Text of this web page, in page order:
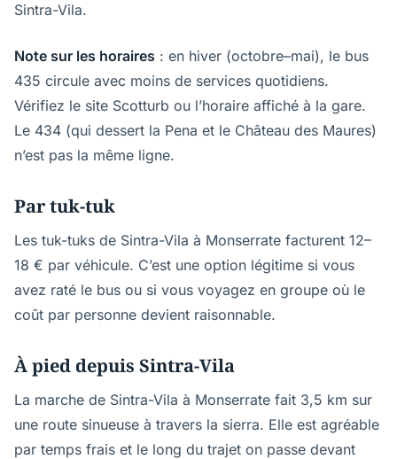
Sintra-Vila.
Note sur les horaires : en hiver (octobre–mai), le bus
435 circule avec moins de services quotidiens.
Vérifiez le site Scotturb ou l’horaire affiché à la gare.
Le 434 (qui dessert la Pena et le Château des Maures)
n’est pas la même ligne.
Par tuk-tuk
Les tuk-tuks de Sintra-Vila à Monserrate facturent 12–
18 € par véhicule. C’est une option légitime si vous
avez raté le bus ou si vous voyagez en groupe où le
coût par personne devient raisonnable.
À pied depuis Sintra-Vila
La marche de Sintra-Vila à Monserrate fait 3,5 km sur
une route sinueuse à travers la sierra. Elle est agréable
par temps frais et le long du trajet on passe devant